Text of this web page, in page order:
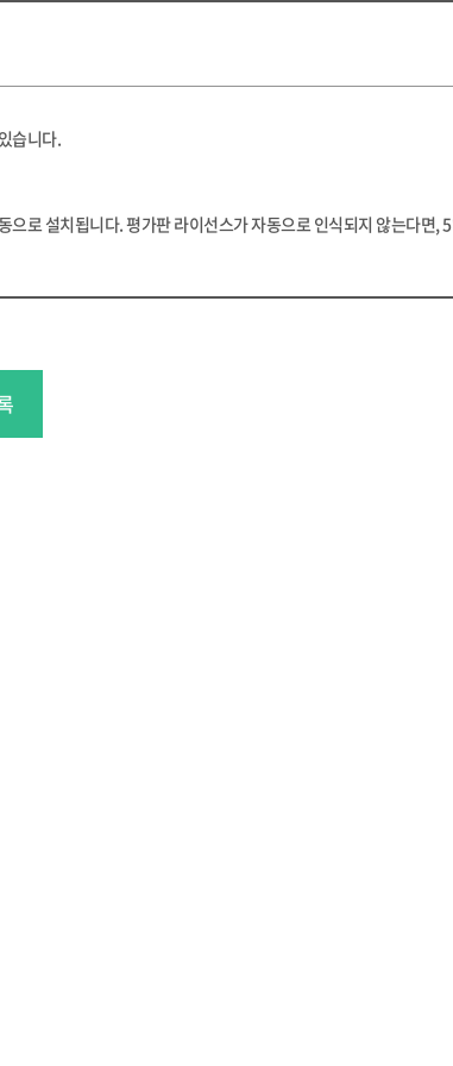
습니다.
설치됩니다. 평가판 라이선스가 자동으로 인식되지 않는다면,